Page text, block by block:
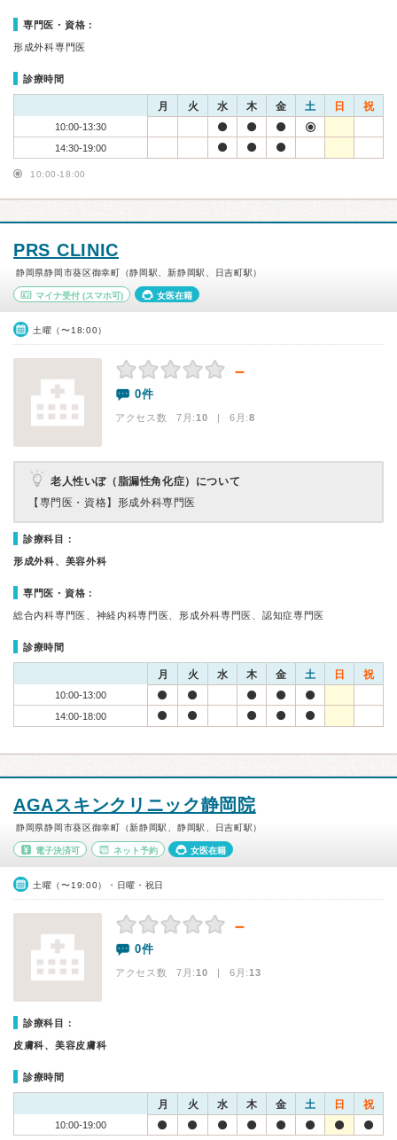
専門医・資格：
形成外科専門医
診療時間
月 火 水 木 金 土 日 祝
10:00-13:30
14:30-19:00
10:00-18:00
PRS CLINIC
静岡県静岡市葵区御幸町（静岡駅、新静岡駅、日吉町駅）
マイナ受付 (スマホ可) 女医在籍
土曜（〜18:00）
－
0件
アクセス数 7月:10 | 6月:8
老人性いぼ（脂漏性角化症）について
【専門医・資格】 形成外科専門医
診療科目：
形成外科、美容外科
専門医・資格：
総合内科専門医、神経内科専門医、形成外科専門医、認知症専門医
診療時間
月 火 水 木 金 土 日 祝
10:00-13:00
14:00-18:00
AGAスキンクリニック静岡院
静岡県静岡市葵区御幸町（新静岡駅、静岡駅、日吉町駅）
電子決済可 ネット予約 女医在籍
土曜（〜19:00）・日曜・祝日
－
0件
アクセス数 7月:10 | 6月:13
診療科目：
皮膚科、美容皮膚科
診療時間
月 火 水 木 金 土 日 祝
10:00-19:00